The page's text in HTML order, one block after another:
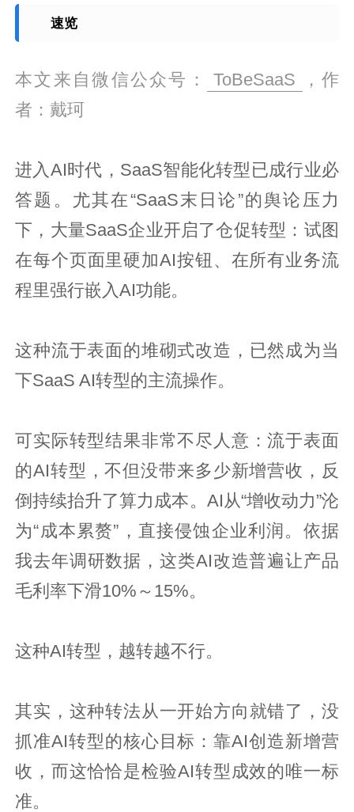
速览
本文来自微信公众号： ToBeSaaS
，作
者：戴珂
进入AI时代，SaaS智能化转型已成行业必
答题。尤其在“SaaS末日论”的舆论压力
下，大量SaaS企业开启了仓促转型：试图
在每个页面里硬加AI按钮、在所有业务流
程里强行嵌入AI功能。
这种流于表面的堆砌式改造，已然成为当
下SaaS AI转型的主流操作。
可实际转型结果非常不尽人意：流于表面
的AI转型，不但没带来多少新增营收，反
倒持续抬升了算力成本。AI从“增收动力”沦
为“成本累赘”，直接侵蚀企业利润。依据
我去年调研数据，这类AI改造普遍让产品
毛利率下滑10%～15%。
这种AI转型，越转越不行。
其实，这种转法从一开始方向就错了，没
抓准AI转型的核心目标：靠AI创造新增营
收，而这恰恰是检验AI转型成效的唯一标
准。